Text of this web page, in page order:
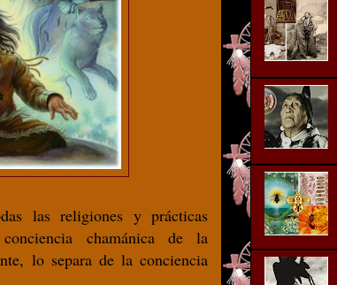
las religiones y prácticas
chamánica de la
lo separa de la conciencia